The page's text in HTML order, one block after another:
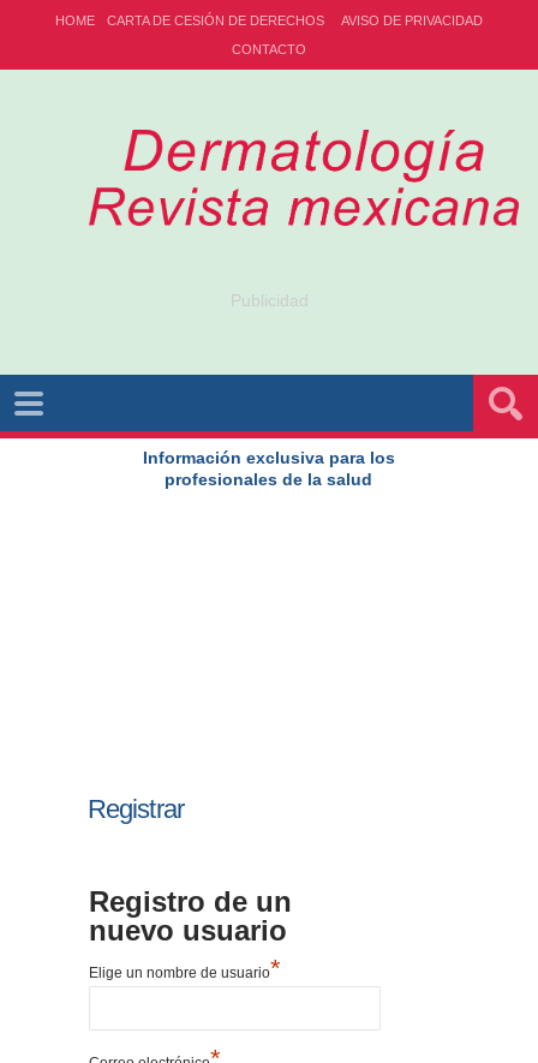
HOME CARTA DE CESIÓN DE DERECHOS
AVISO DE PRIVACIDAD
CONTACTO
Publicidad
Información exclusiva para los
profesionales de la salud
Registrar
Registro de un
nuevo usuario
Elige un nombre de usuario*